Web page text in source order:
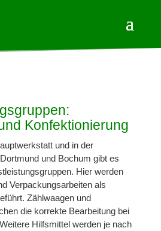
Konfektionierung
und in der
und Bochum gibt es
Hier werden
Verpackungsarbeiten als
Zählwaagen und
die korrekte Bearbeitung bei
Hilfsmittel werden je nach